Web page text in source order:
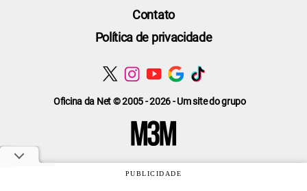
Oficina da Net © 2005 - 2026 - Um site do grupo
Contato
Política de privacidade
PUBLICIDADE